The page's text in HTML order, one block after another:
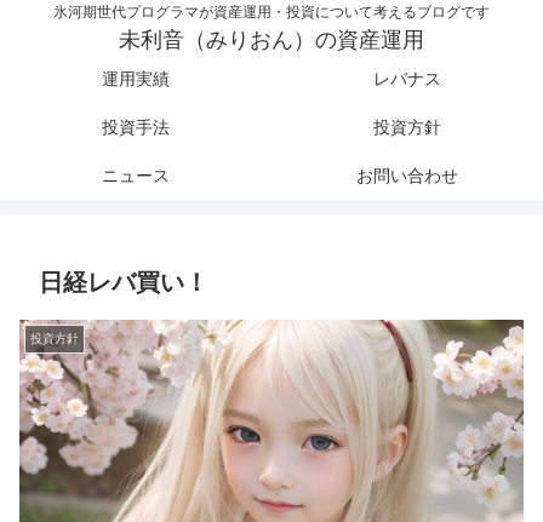
氷河期世代プログラマが資産運用・投資について考えるブログです
未利音（みりおん）の資産運用
運用実績 レバナス
投資手法 投資方針
ニュース お問い合わせ
日経レバ買い！
投資方針